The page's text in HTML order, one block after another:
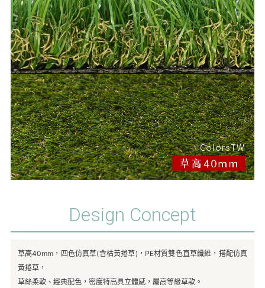
Design Concept
草高40mm，四色仿真草(含枯黃捲草)，PE材質雙色直草纖維，搭配仿真
黃捲草，
草絲柔軟、經典配色，密度特高具立體感，屬高等級草款。